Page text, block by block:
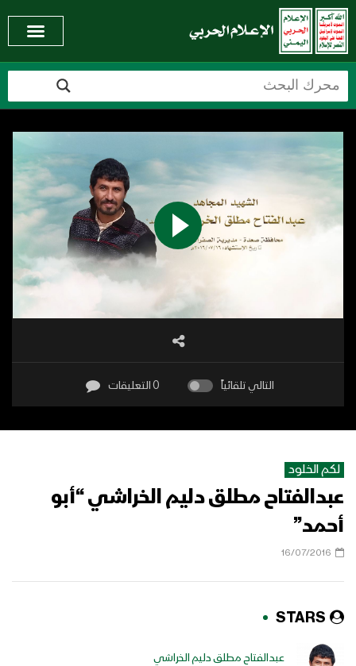
التالي تلقائياً 0 التعليقات
لكم الخلود
عبدالفتاح مطلق دليم الخراشي “أبو
أحمد”
16/07/2016
STARS
عبدالفتاح مطلق دليم الخراشي